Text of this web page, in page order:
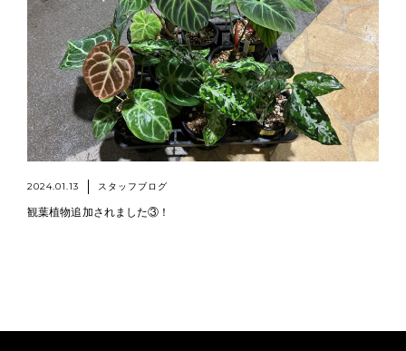
2024.01.13 スタッフブログ
観葉植物追加されました③！